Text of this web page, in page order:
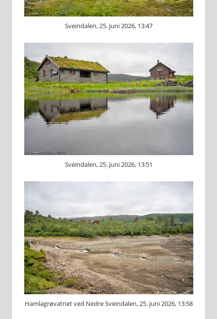
Sveindalen, 25. juni 2026, 13:47
Sveindalen, 25. juni 2026, 13:51
Hamlagrøvatnet ved Nedre Sveindalen, 25. juni 2026, 13:58